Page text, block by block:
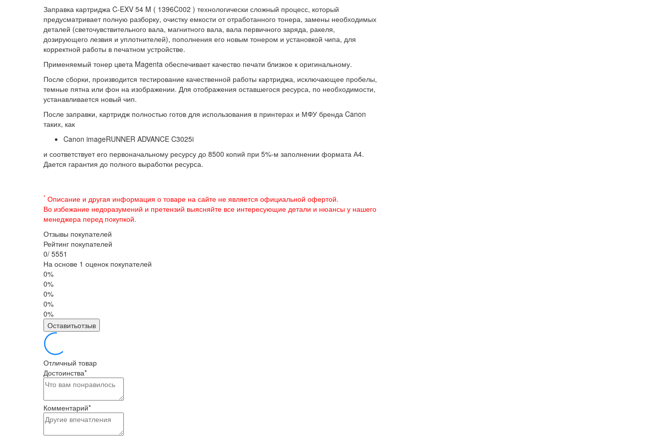
Заправка картриджа C-EXV 54 M ( 1396C002 ) технологически сложный процесс, который
предусматривает полную разборку, очистку емкости от отработанного тонера, замены необходимых
деталей (светочувствительного вала, магнитного вала, вала первичного заряда, ракеля,
дозирующего лезвия и уплотнителей), пополнения его новым тонером и установкой чипа, для
корректной работы в печатном устройстве.
Применяемый тонер цвета Magenta обеспечивает качество печати близкое к оригинальному.
После сборки, производится тестирование качественной работы картриджа, исключающее пробелы,
темные пятна или фон на изображении. Для отображения оставшегося ресурса, по необходимости,
устанавливается новый чип.
После заправки, картридж полностью готов для использования в принтерах и МФУ бренда Canon
таких, как
Canon imageRUNNER ADVANCE C3025i
и соответствует его первоначальному ресурсу до 8500 копий при 5%-м заполнении формата А4.
Дается гарантия до полного выработки ресурса.
* Описание и другая информация о товаре на сайте не является официальной офертой.
Во избежание недоразумений и претензий выясняйте все интересующие детали и нюансы у нашего
менеджера перед покупкой.
Отзывы покупателей
Рейтинг покупателей
0/ 5551
На основе 1 оценок покупателей
0%
0%
0%
0%
0%
Оставитьотзыв
Отличный товар
Достоинства*
Комментарий*